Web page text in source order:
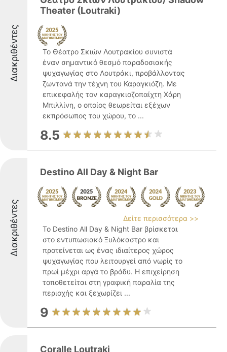
Διακριθέντες
Theater (Loutraki)
Το Θέατρο Σκιών Λουτρακίου συνιστά
έναν σημαντικό θεσμό παραδοσιακής
ψυχαγωγίας στο Λουτράκι, προβάλλοντας
ζωντανά την τέχνη του Καραγκιόζη. Με
επικεφαλής τον καραγκιοζοπαίχτη Χάρη
Μπιλλίνη, ο οποίος θεωρείται εξέχων
εκπρόσωπος του χώρου, το ...
8.5
Διακριθέντες
Destino All Day & Night Bar
Δείτε περισσότερα >>
Το Destino All Day & Night Bar βρίσκεται
στο εντυπωσιακό Ξυλόκαστρο και
προτείνεται ως ένας ιδιαίτερος χώρος
ψυχαγωγίας που λειτουργεί από νωρίς το
πρωί μέχρι αργά το βράδυ. Η επιχείρηση
τοποθετείται στη γραφική παραλία της
περιοχής και ξεχωρίζει ...
9
Coralle Loutraki